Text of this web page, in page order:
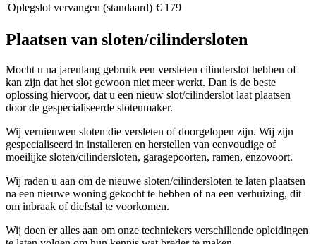
Oplegslot vervangen (standaard) € 179
Plaatsen van sloten/cilindersloten
Mocht u na jarenlang gebruik een versleten cilinderslot hebben of
kan zijn dat het slot gewoon niet meer werkt. Dan is de beste
oplossing hiervoor, dat u een nieuw slot/cilinderslot laat plaatsen
door de gespecialiseerde slotenmaker.
Wij vernieuwen sloten die versleten of doorgelopen zijn. Wij zijn
gespecialiseerd in installeren en herstellen van eenvoudige of
moeilijke sloten/cilindersloten, garagepoorten, ramen, enzovoort.
Wij raden u aan om de nieuwe sloten/cilindersloten te laten plaatsen
na een nieuwe woning gekocht te hebben of na een verhuizing, dit
om inbraak of diefstal te voorkomen.
Wij doen er alles aan om onze techniekers verschillende opleidingen